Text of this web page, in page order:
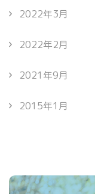
2022年3月
2022年2月
2021年9月
2015年1月